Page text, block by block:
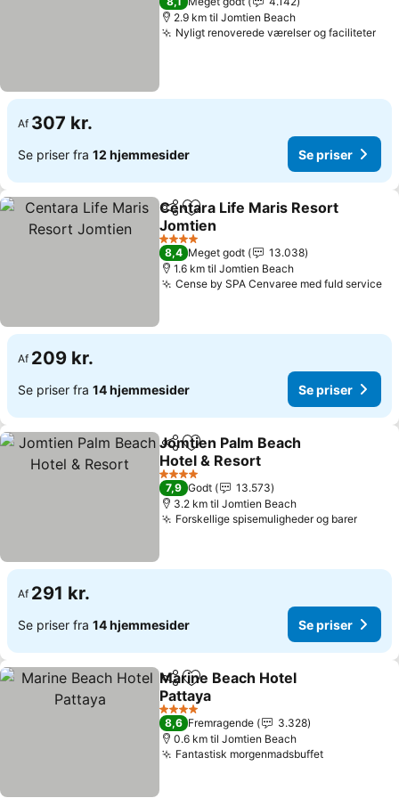
2.9 km til Jomtien Beach
Nyligt renoverede værelser og faciliteterSe
Af 307 kr.
Se priser fra 12 hjemmesider Se priser
Del Føj til favoritter
Centara Life Maris Resort
Jomtien
Se priser
4 Stjerner
8,4 Meget godt
13.038
1.6 km til Jomtien Beach
Cense by SPA Cenvaree med fuld service
Af 209 kr.
Se priser fra 14 hjemmesider Se priser
Del Føj til favoritter
Jomtien Palm Beach
Hotel & Resort
Se priser
4 Stjerner
7,9 Godt
13.573
3.2 km til Jomtien Beach
Forskellige spisemuligheder og barerSe
Af 291 kr.
Se priser fra 14 hjemmesider Se priser
Del Føj til favoritter
Marine Beach Hotel
Pattaya
Se priser
4 Stjerner
8,6 Fremragende
3.328
0.6 km til Jomtien Beach
Fantastisk morgenmadsbuffetSe priser